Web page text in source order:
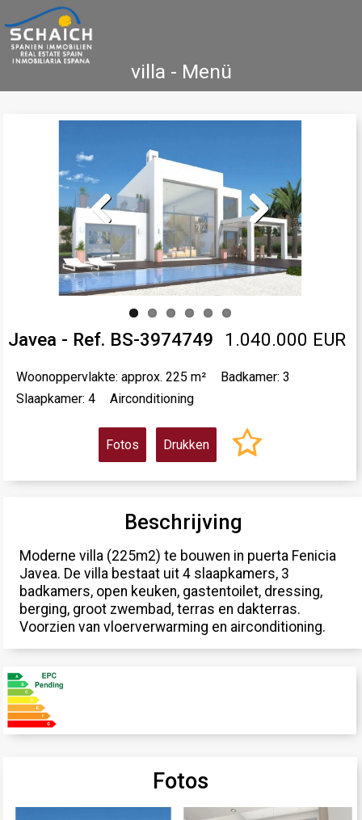
villa - Menü
Nieuwbouw
Informatie
Contact
Previous Next
Javea - Ref. BS-3974749 1.040.000 EUR
Woonoppervlakte: approx. 225 m²
Badkamer: 3
Slaapkamer: 4
Airconditioning
Fotos Drukken
Beschrijving
Moderne villa (225m2) te bouwen in puerta Fenicia
Javea. De villa bestaat uit 4 slaapkamers, 3
badkamers, open keuken, gastentoilet, dressing,
berging, groot zwembad, terras en dakterras.
Voorzien van vloerverwarming en airconditioning.
Fotos